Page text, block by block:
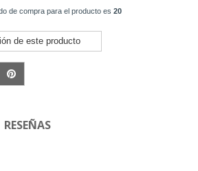
de compra para el producto es 20
de este producto
RESEÑAS